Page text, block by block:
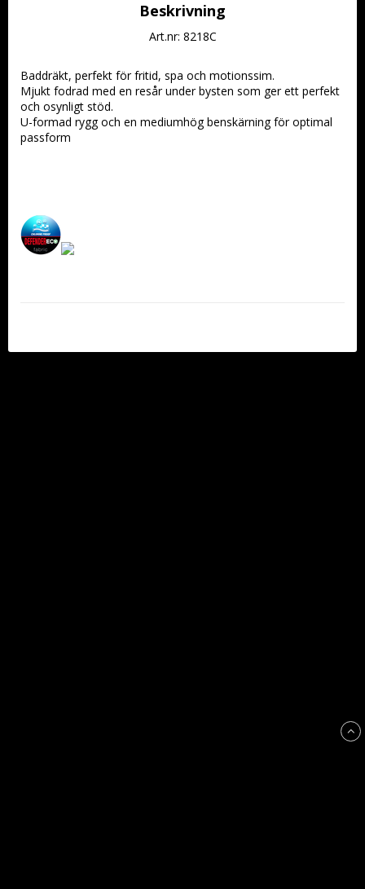
Beskrivning
Art.nr: 8218C
Baddräkt, perfekt för fritid, spa och motionssim.
Mjukt fodrad med en resår under bysten som ger ett perfekt
och osynligt stöd.
U-formad rygg och en mediumhög benskärning för optimal
passform